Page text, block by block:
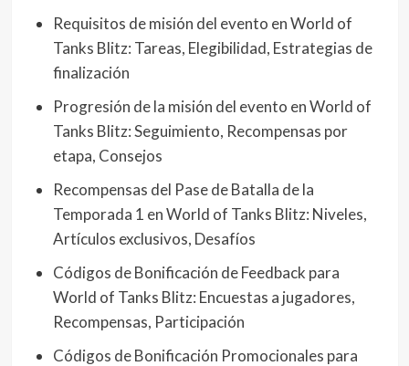
Requisitos de misión del evento en World of
Tanks Blitz: Tareas, Elegibilidad, Estrategias de
finalización
Progresión de la misión del evento en World of
Tanks Blitz: Seguimiento, Recompensas por
etapa, Consejos
Recompensas del Pase de Batalla de la
Temporada 1 en World of Tanks Blitz: Niveles,
Artículos exclusivos, Desafíos
Códigos de Bonificación de Feedback para
World of Tanks Blitz: Encuestas a jugadores,
Recompensas, Participación
Códigos de Bonificación Promocionales para